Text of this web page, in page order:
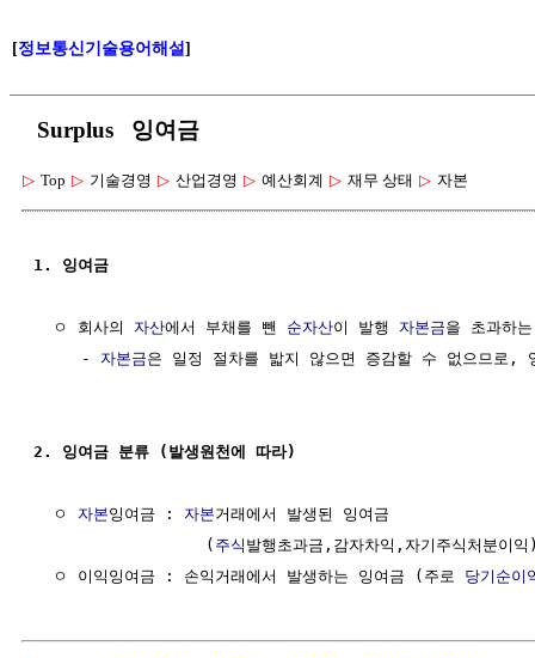
[정보통신기술용어해설]
Surplus 잉여금
▷ Top ▷ 기술경영 ▷ 산업경영 ▷ 예산회계 ▷ 재무 상태 ▷ 자본
1. 잉여금
  ㅇ 회사의
자산에서 부채를 뺀 순자산이 발행 자본금을 초과하
     -
자본금은 일정 절차를 밟지 않으면 증감할 수 없으므로,
2. 잉여금 분류 (발생원천에 따라)
  ㅇ
자본잉여금 : 자본거래에서 발생된 잉여금
                  (
주식 발행초과금,감자차익,자기주식처분이
  ㅇ 이익잉여금 : 손익거래에서 발생하는 잉여금 (주로
당기순이